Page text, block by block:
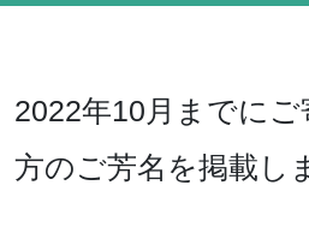
2022年10月までに
方のご芳名を掲載し